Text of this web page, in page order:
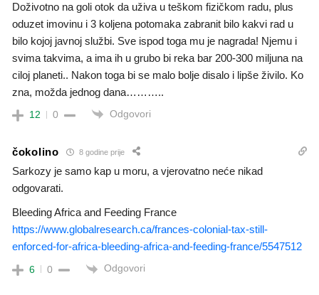
Doživotno na goli otok da uživa u teškom fizičkom radu, plus
oduzet imovinu i 3 koljena potomaka zabranit bilo kakvi rad u
bilo kojoj javnoj službi. Sve ispod toga mu je nagrada! Njemu i
svima takvima, a ima ih u grubo bi reka bar 200-300 miljuna na
ciloj planeti.. Nakon toga bi se malo bolje disalo i lipše živilo. Ko
zna, možda jednog dana………..
12 0 Odgovori
čokolino 8 godine prije
Sarkozy je samo kap u moru, a vjerovatno neće nikad
odgovarati.
Bleeding Africa and Feeding France
https://www.globalresearch.ca/frances-colonial-tax-still-
enforced-for-africa-bleeding-africa-and-feeding-france/5547512
6 0 Odgovori